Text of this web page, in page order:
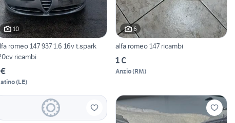
10
romeo 147 937 1.6 16v t.spark
ricambi
(LE)
6
alfa romeo 147 ricambi
1 €
Anzio(RM)